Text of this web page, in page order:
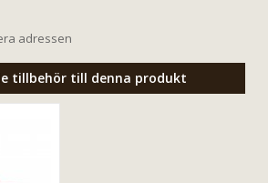
adressen
tillbehör till denna produkt